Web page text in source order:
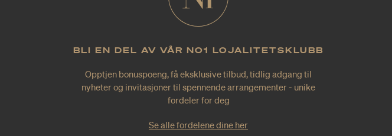
BLI EN DEL AV VÅR NO1 LOJALITETSKLUBB
Opptjen bonuspoeng, få eksklusive tilbud, tidlig adgang til
nyheter og invitasjoner til spennende arrangementer - unike
fordeler for deg
Se alle fordelene dine her